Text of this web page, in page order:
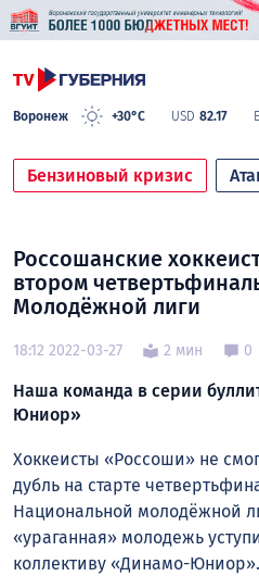
Воронеж +30°C USD 82.17
Бензиновый кризис
Россошанские
втором
Молодёжной лиги
18:12 2022-03-27 2 мин 0
Наша команда в серии
Юниор»
Хоккеисты «Россоши» не
дубль на старте
Национальной молодёжной
«ураганная» молодежь
коллективу «Динамо-